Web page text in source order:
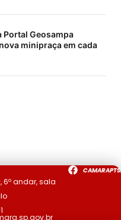
Portal Geosampa
minipraça em cada
6º andar, sala